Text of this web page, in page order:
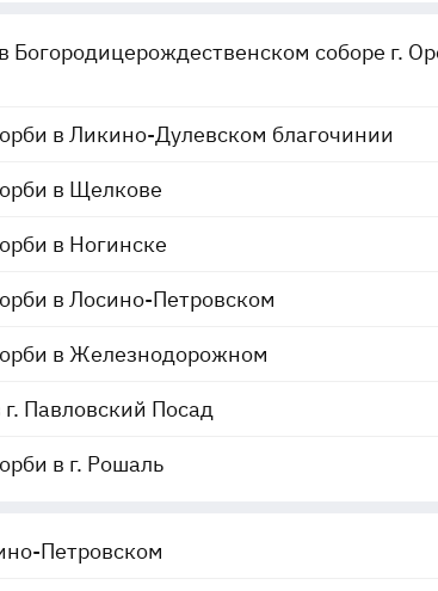
Богородицерождественском соборе г.
в Ликино-Дулевском благочинии
в Щелкове
в Ногинске
в Лосино-Петровском
в Железнодорожном
Павловский Посад
в г. Рошаль
Петровском